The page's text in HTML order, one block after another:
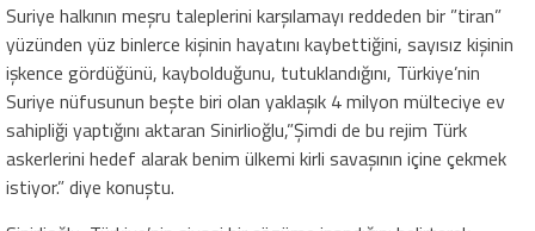
Suriye halkının meşru taleplerini karşılamayı reddeden bir ”tiran”
yüzünden yüz binlerce kişinin hayatını kaybettiğini, sayısız kişinin
işkence gördüğünü, kaybolduğunu, tutuklandığını, Türkiye’nin
Suriye nüfusunun beşte biri olan yaklaşık 4 milyon mülteciye ev
sahipliği yaptığını aktaran Sinirlioğlu,”Şimdi de bu rejim Türk
askerlerini hedef alarak benim ülkemi kirli savaşının içine çekmek
istiyor.” diye konuştu.